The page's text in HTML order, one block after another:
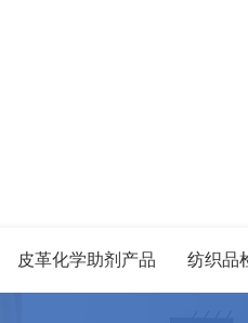
皮革化学助剂产品 纺织品